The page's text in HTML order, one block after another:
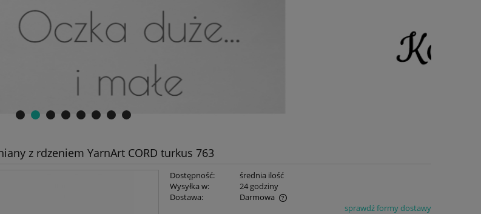
z rdzeniem YarnArt CORD turkus 763
Dostępność:
średnia ilość
Wysyłka w:
24 godziny
Dostawa:
Darmowa
sprawdź formy dostawy